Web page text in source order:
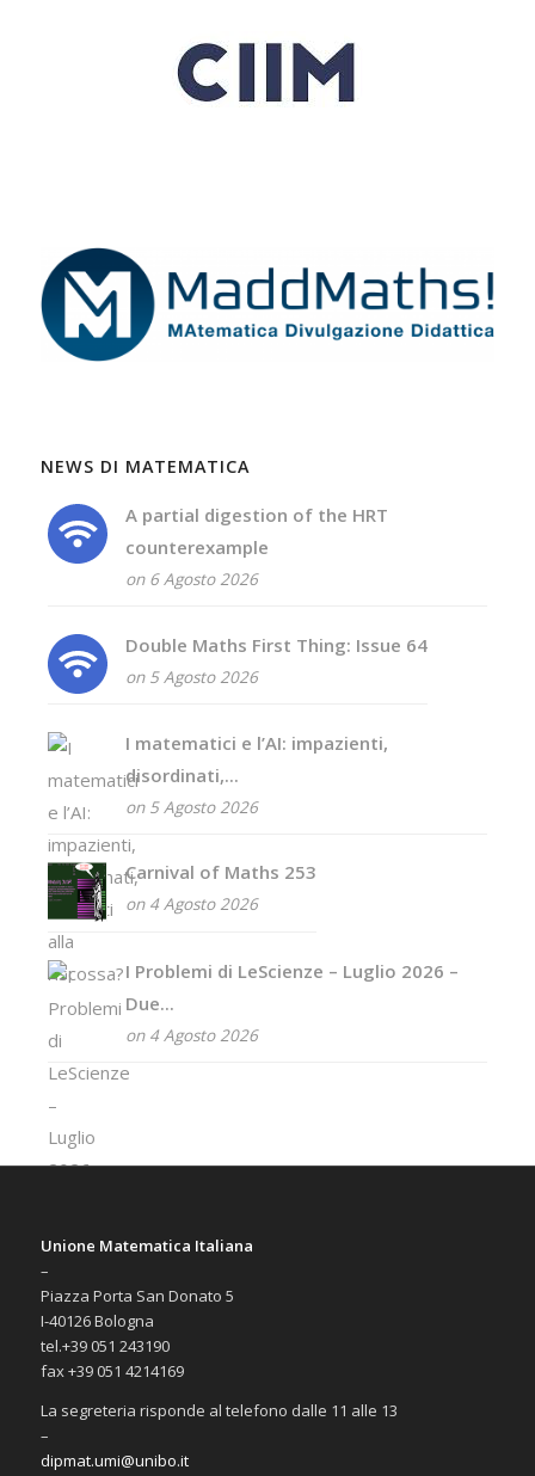
NEWS DI MATEMATICA
A partial digestion of the HRT
counterexample
on 6 Agosto 2026
Double Maths First Thing: Issue 64
on 5 Agosto 2026
I matematici e l’AI: impazienti,
disordinati,...
on 5 Agosto 2026
Carnival of Maths 253
on 4 Agosto 2026
I Problemi di LeScienze – Luglio 2026 –
Due...
on 4 Agosto 2026
Unione Matematica Italiana
–
Piazza Porta San Donato 5
I-40126 Bologna
tel.+39 051 243190
fax +39 051 4214169
La segreteria risponde al telefono dalle 11 alle 13
–
dipmat.umi@unibo.it